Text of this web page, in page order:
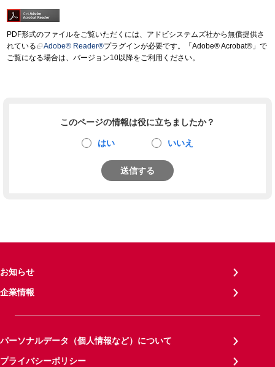
PDF形式のファイルをご覧いただくには、アドビシステムズ社から無償提供さ
れている
Adobe® Reader®プラグインが必要です。「Adobe® Acrobat®」で
ご覧になる場合は、バージョン10以降をご利用ください。
このページの情報は役に立ちましたか？
はい いいえ
送信する
お知らせ
企業情報
パーソナルデータ（個人情報など）について
プライバシーポリシー